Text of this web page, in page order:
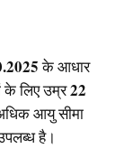
के आधार
के लिए उम्र22
आयु सीमा
है।